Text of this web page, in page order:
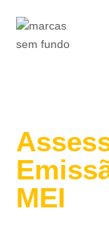
MEI